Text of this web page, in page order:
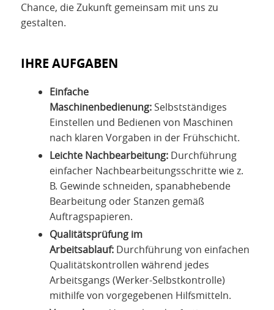
Chance, die Zukunft gemeinsam mit uns zu
gestalten.
IHRE AUFGABEN
Einfache
Maschinenbedienung: Selbstständiges
Einstellen und Bedienen von Maschinen
nach klaren Vorgaben in der Frühschicht.
Leichte Nachbearbeitung: Durchführung
einfacher Nachbearbeitungsschritte wie z.
B. Gewinde schneiden, spanabhebende
Bearbeitung oder Stanzen gemäß
Auftragspapieren.
Qualitätsprüfung im
Arbeitsablauf: Durchführung von einfachen
Qualitätskontrollen während jedes
Arbeitsgangs (Werker-Selbstkontrolle)
mithilfe von vorgegebenen Hilfsmitteln.